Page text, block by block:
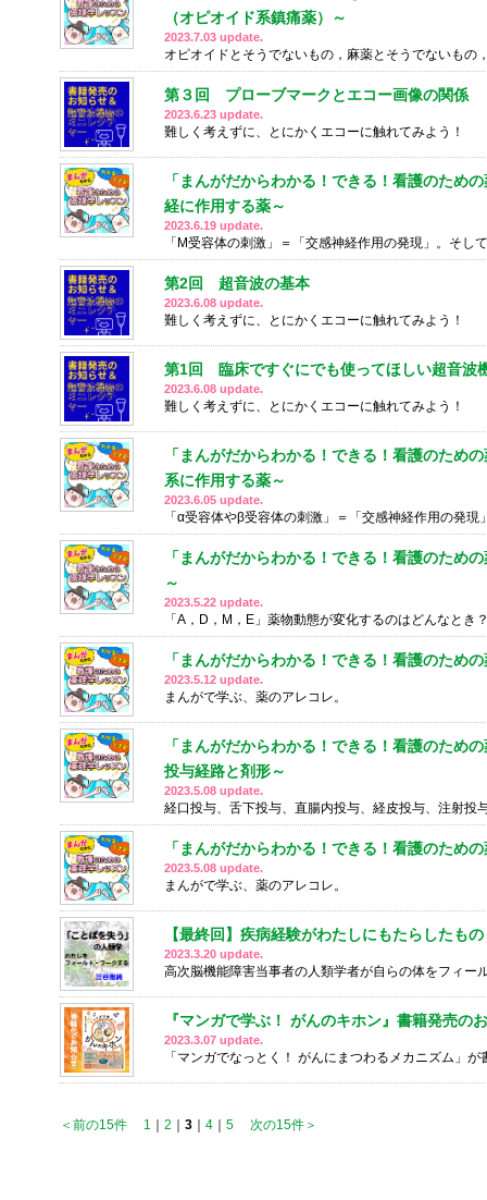
（オピオイド系鎮痛薬）～
2023.7.03 update.
オピオイドとそうでないもの，麻薬とそうでないもの
第３回 プローブマークとエコー画像の関係
2023.6.23 update.
難しく考えずに、とにかくエコーに触れてみよう！
「まんがだからわかる！できる！看護のた
経に作用する薬～
2023.6.19 update.
「M受容体の刺激」＝「交感神経作用の発現」。そし
第2回 超音波の基本
2023.6.08 update.
難しく考えずに、とにかくエコーに触れてみよう！
第1回 臨床ですぐにでも使ってほしい超音波
2023.6.08 update.
難しく考えずに、とにかくエコーに触れてみよう！
「まんがだからわかる！できる！看護のた
系に作用する薬～
2023.6.05 update.
「α受容体やβ受容体の刺激」＝「交感神経作用の発
「まんがだからわかる！できる！看護のた
～
2023.5.22 update.
「A，D，M，E」薬物動態が変化するのはどんなとき
「まんがだからわかる！できる！看護のため
2023.5.12 update.
まんがで学ぶ、薬のアレコレ。
「まんがだからわかる！できる！看護のた
投与経路と剤形～
2023.5.08 update.
経口投与、舌下投与、直腸内投与、経皮投与、注射投
「まんがだからわかる！できる！看護のため
2023.5.08 update.
まんがで学ぶ、薬のアレコレ。
【最終回】疾病経験がわたしにもたらしたもの
2023.3.20 update.
高次脳機能障害当事者の人類学者が自らの体をフィー
『マンガで学ぶ！ がんのキホン』書籍発売の
2023.3.07 update.
「マンガでなっとく！ がんにまつわるメカニズム」が
＜前の15件 1 2 3 4 5 次の15件＞